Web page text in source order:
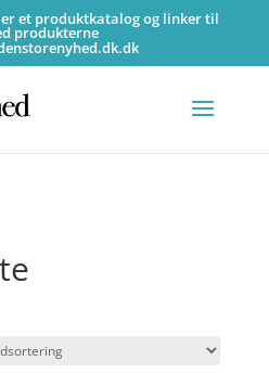
er et produktkatalog og linker til
produkterne